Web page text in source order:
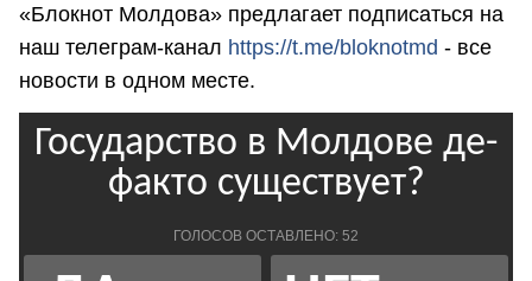
«Блокнот Молдова» предлагает подписаться на
наш телеграм-канал https://t.me/bloknotmd - все
новости в одном месте.